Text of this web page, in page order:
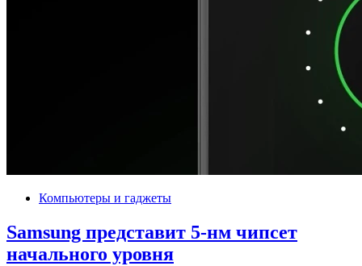
Компьютеры и гаджеты
Samsung представит 5-нм чипсет
начального уровня